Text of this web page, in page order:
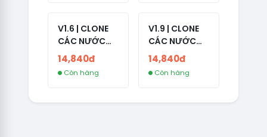
V1.6 | CLONE
CÁC NƯỚC
CÓ 2FA -
GERMANY -
TKQC TẠO
LIVE ADS - VER
14,840đ
Còn hàng
V1.9 | CLONE
CÁC NƯỚC
CÓ 2FA -
THAILAND -
VER MAIL
COM - CLONE
14,840đ
Còn hàng